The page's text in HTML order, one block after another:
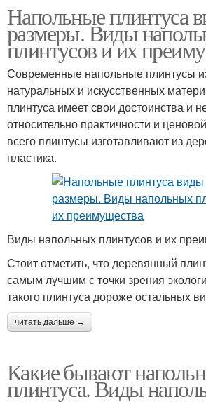
Напольные плинтуса
размеры. Виды
плинтусов и их
Современные напольные плинтусы
натуральных и искусственных
плинтуса имеет свои достоинства и
относительно практичности и
всего плинтусы изготавливают из
пластика.
Виды напольных плинтусов и их
Стоит отметить, что деревянный
самым лучшим с точки зрения
такого плинтуса дороже остальных
читать дальше →
Какие бывают
плинтуса. Виды